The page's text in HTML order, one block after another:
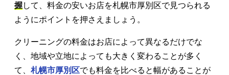
握して、料金の安いお店を札幌市厚別区で見つられる
ようにポイントを押さえましょう。
クリーニングの料金はお店によって異なるだけでな
く、地域や立地によっても大きく変わることが多く
て、 札幌市厚別区でも料金を比べると幅があることが